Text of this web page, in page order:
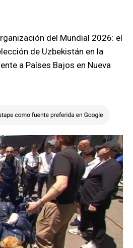
del Mundial 2026: el
de Uzbekistán en la
a Países Bajos en Nueva